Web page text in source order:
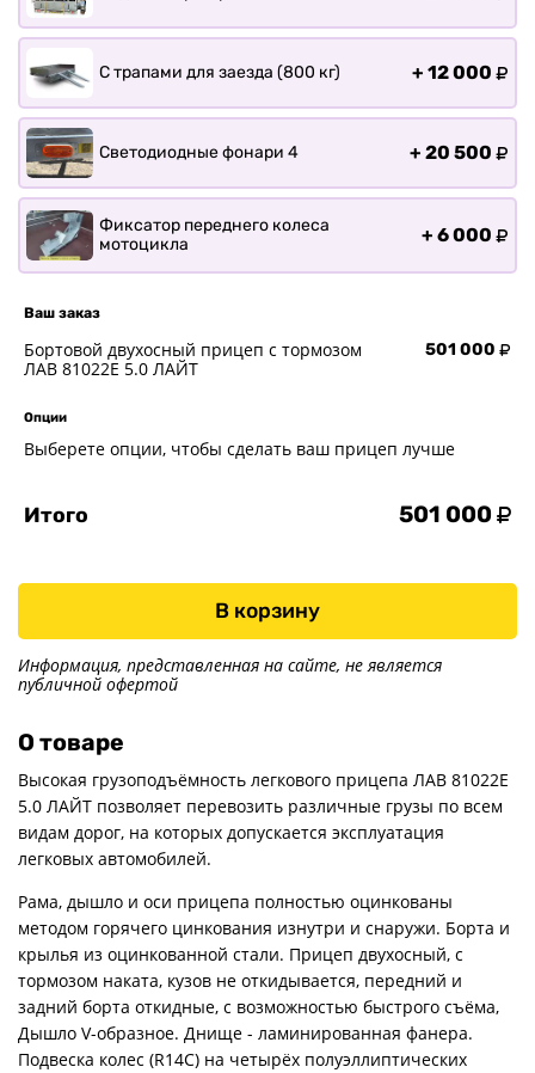
С трапами для заезда (800 кг) + 12 000
Светодиодные фонари 4 + 20 500
Фиксатор переднего колеса
мотоцикла
+ 6 000
Ваш заказ
Бортовой двухосный прицеп с тормозом
ЛАВ 81022E 5.0 ЛАЙТ
501 000
Опции
Выберете опции, чтобы сделать ваш прицеп лучше
Итого 501 000
В корзину
Информация, представленная на сайте, не является
публичной офертой
О товаре
Высокая грузоподъёмность легкового прицепа ЛАВ 81022Е
5.0 ЛАЙТ позволяет перевозить различные грузы по всем
видам дорог, на которых допускается эксплуатация
легковых автомобилей.
Рама, дышло и оси прицепа полностью оцинкованы
методом горячего цинкования изнутри и снаружи. Борта и
крылья из оцинкованной стали. Прицеп двухосный, с
тормозом наката, кузов не откидывается, передний и
задний борта откидные, с возможностью быстрого съёма,
Дышло V-образное. Днище - ламинированная фанера.
Подвеска колес (R14С) на четырёх полуэллиптических